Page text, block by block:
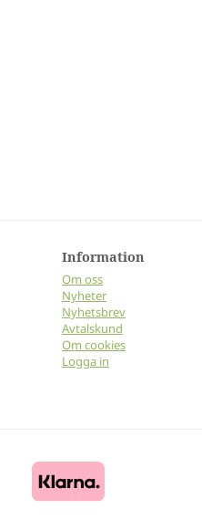
Information
Om oss
Nyheter
Nyhetsbrev
Avtalskund
Om cookies
Logga in